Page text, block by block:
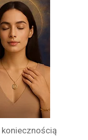
koniecznością